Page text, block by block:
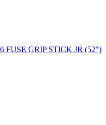
FUSE GRIP STICK JR (52")